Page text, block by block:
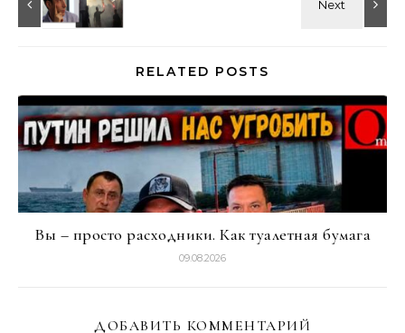
RELATED POSTS
Вы – просто расходники. Как туалетная бумага
09.08.2026
ДОБАВИТЬ КОММЕНТАРИЙ